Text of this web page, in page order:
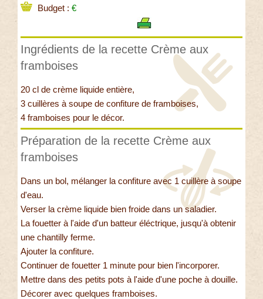
Budget : €
Ingrédients de la recette Crème aux
framboises
20 cl de crème liquide entière,
3 cuillères à soupe de confiture de framboises,
4 framboises pour le décor.
Préparation de la recette Crème aux
framboises
Dans un bol, mélanger la confiture avec 1 cuillère à soupe
d'eau.
Verser la crème liquide bien froide dans un saladier.
La fouetter à l'aide d'un batteur éléctrique, jusqu'à obtenir
une chantilly ferme.
Ajouter la confiture.
Continuer de fouetter 1 minute pour bien l'incorporer.
Mettre dans des petits pots à l'aide d'une poche à douille.
Décorer avec quelques framboises.